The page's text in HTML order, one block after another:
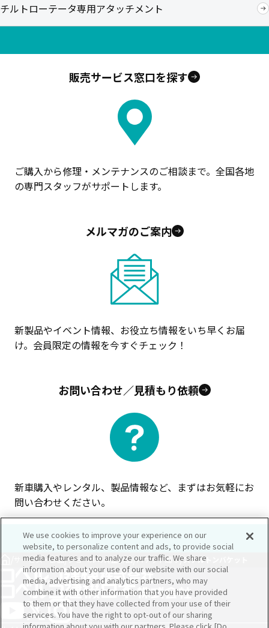
チルトローテータ専用アタッチメント
販売サービス窓口を探す
ご購入から修理・メンテナンスのご相談まで。全国各地
の専門スタッフがサポートします。
メルマガのご案内
新製品やイベント情報、お役立ち情報をいち早くお届
け。会員限定の情報を今すぐチェック！
お問い合わせ／見積もり依頼
新車購入やレンタル、製品情報など、まずはお気軽にお
問い合わせください。
サービス・部品/ショベルの純正部品 /バケット周り/スケルトンバケット
We use cookies to improve your experience on our
website, to personalize content and ads, to provide social
media features and to analyze our traffic. We share
information about your use of our website with our social
media, advertising and analytics partners, who may
combine it with other information that you have provided
to them or that they have collected from your use of their
services. You have the right to opt-out of our sharing